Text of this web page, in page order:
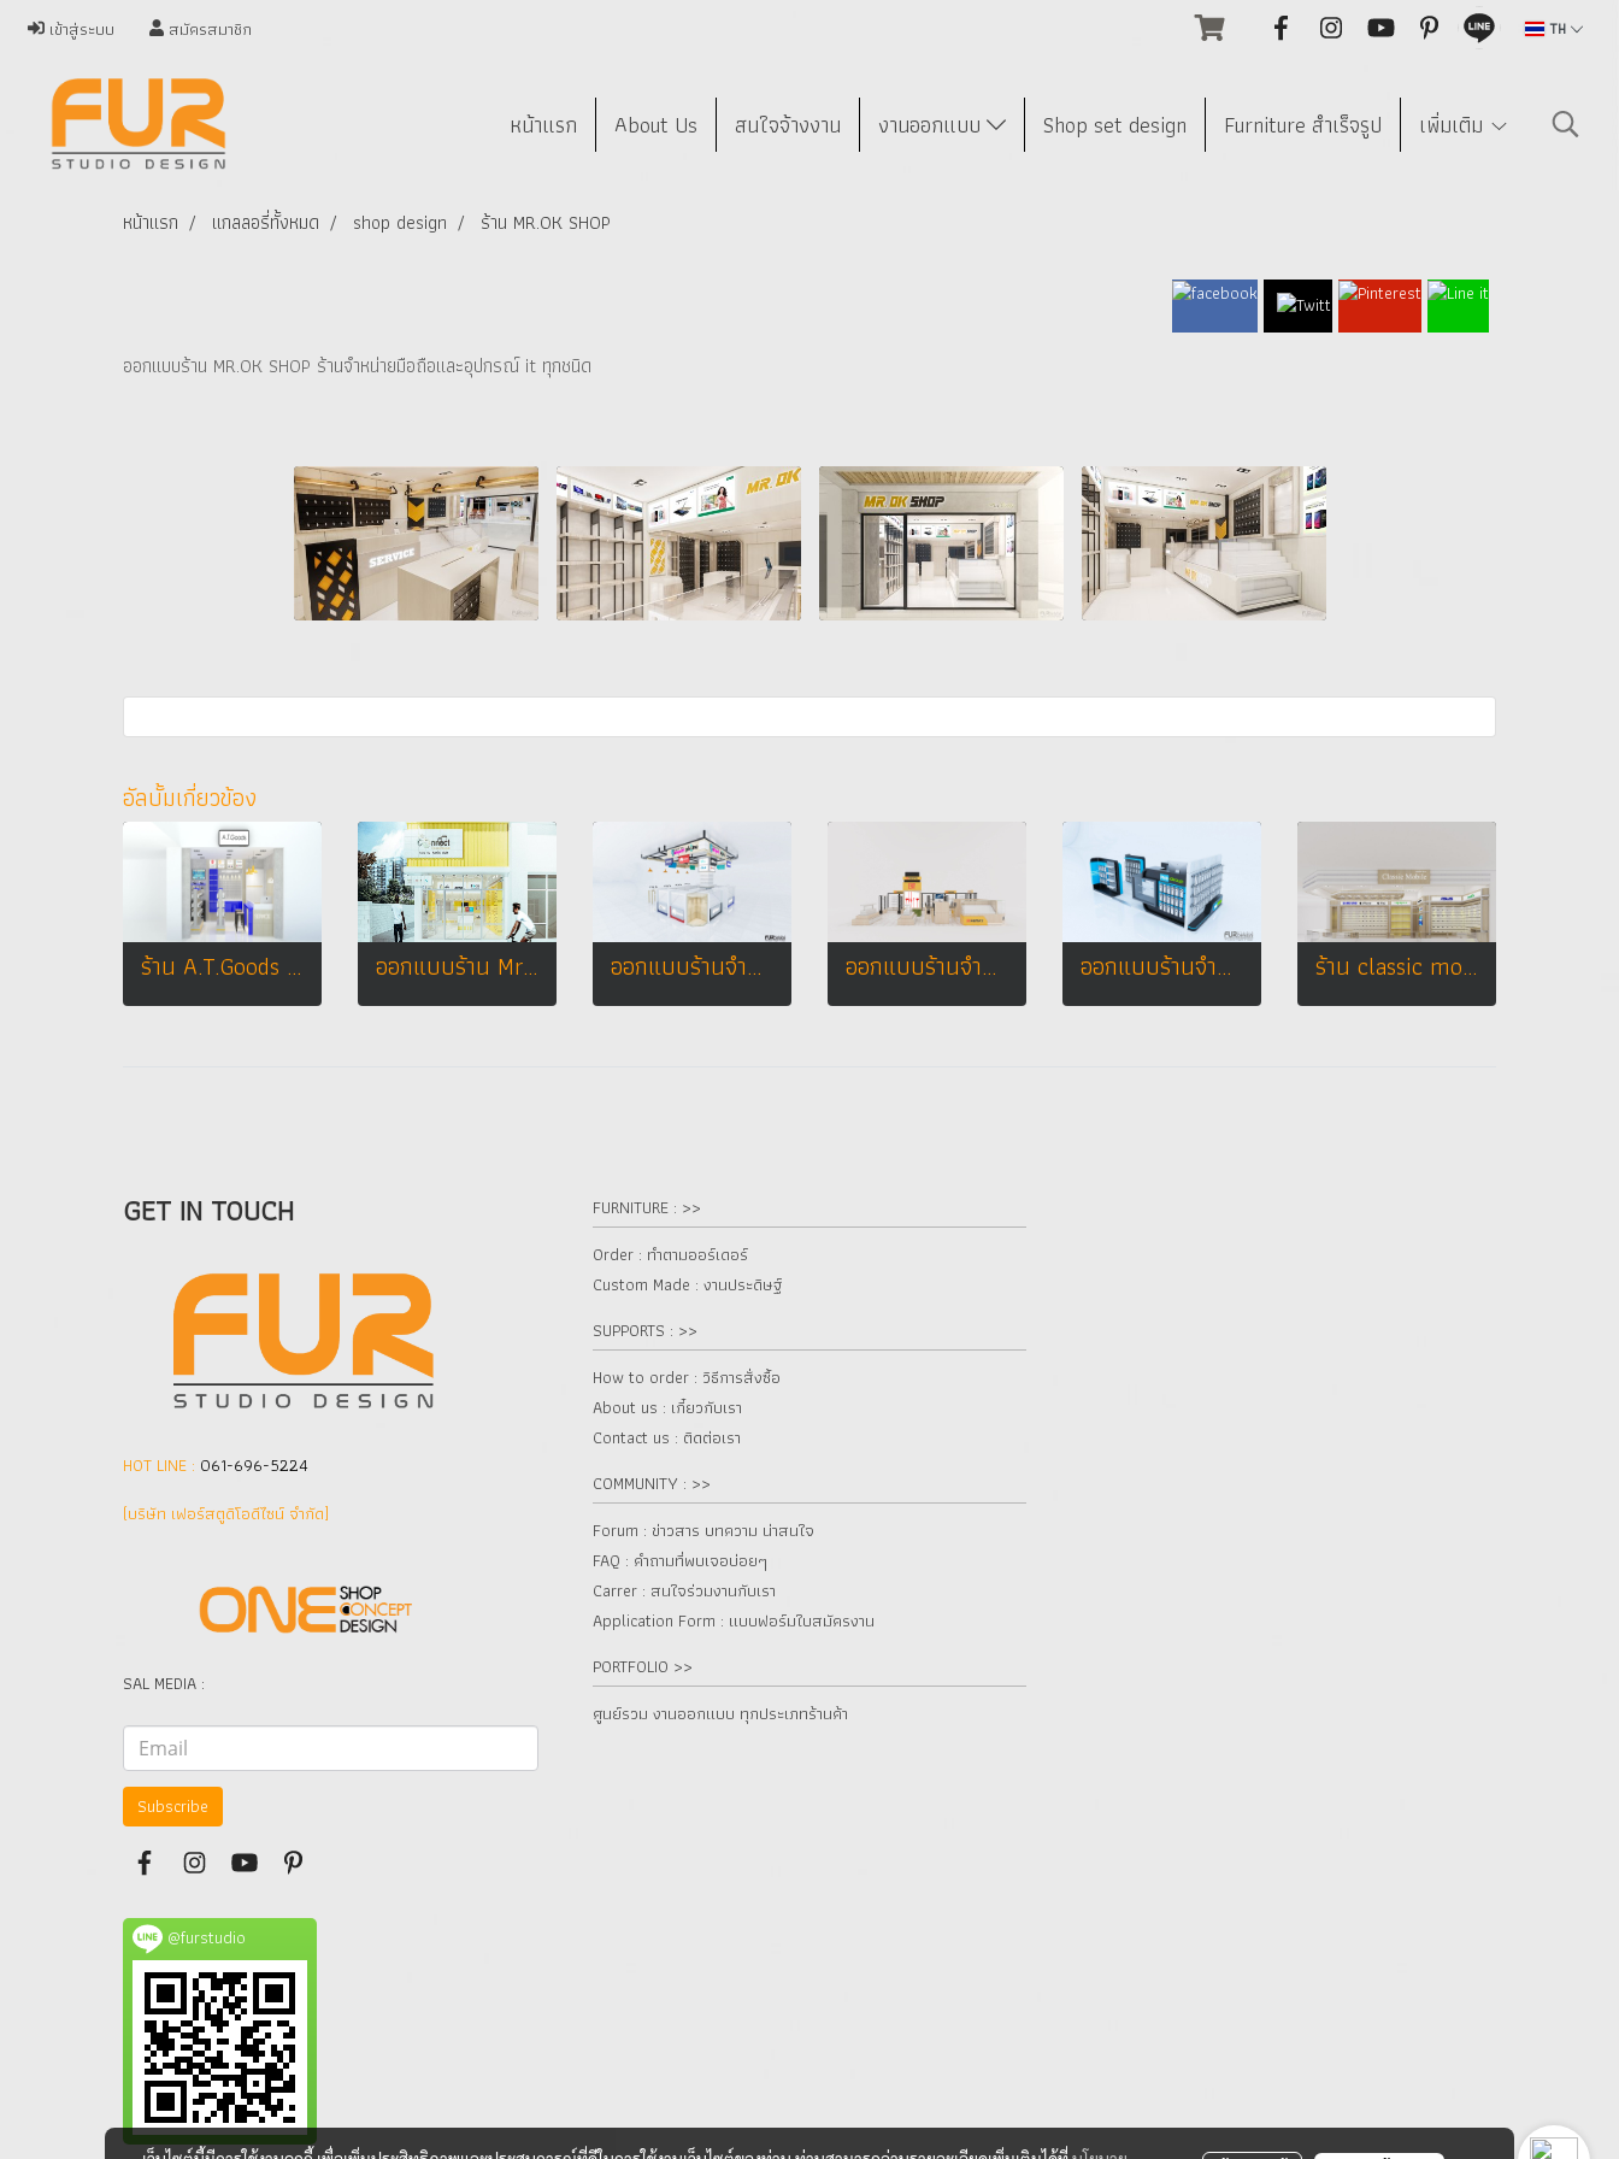
เข้าสู่ระบบ สมัครสมาชิก TH
หน้าแรก About Us สนใจจ้างงาน งานออกแบบ Shop set design Furniture สำเร็จรูป เพิ่มเติม
หน้าแรก แกลลอรี่ทั้งหมด shop design ร้าน MR.OK SHOP
ออกแบบร้าน MR.OK SHOP ร้านจำหน่ายมือถือและอุปกรณ์ it ทุกชนิด
อัลบั้มเกี่ยวข้อง
ร้าน A.T.Goods ห้างเทสโก้โลตัส จ. สุสุราษฎร์ธานี ออกแบบร้าน Mr.connect ร้านจำหน่ายมือถือ และ อุปกรณ์ต่างๆเกี่ยวกับมือถือ ออกแบบร้านจำหน่ายมือถือ ร้าน Yanyont Phone โลตัสเอ็กเพรส อ.เมือง จ.ชัยภูมิ ออกแบบร้านจำหน่ายมือถือ ร้าน remax shop ออกแบบร้านจำหน่ายมือถือ ร้าน PMB - GROUP @ เดอะมอลล์บางกะปิ ร้าน classic mobile จ. ลพบุรี
GET IN TOUCH
HOT LINE : 061-696-5224
(บริษัท เฟอร์สตูดิโอดีไซน์ จำกัด]
SAL MEDIA :
Subscribe
@furstudio
FURNITURE : >>
Order : ทำตามออร์เดอร์
Custom Made : งานประดิษฐ์
SUPPORTS : >>
How to order : วิธีการสั่งซื้อ
About us : เกี๋ยวกับเรา
Contact us : ติดต่อเรา
COMMUNITY : >>
Forum : ข่าวสาร บทความ น่าสนใจ
FAQ : คำถามที่พบเจอบ่อยๆ
Carrer : สนใจร่วมงานกับเรา
Application Form : แบบฟอร์มใบสมัครงาน
PORTFOLIO >>
ศูนย์รวม งานออกแบบ ทุกประเภทร้านค้า